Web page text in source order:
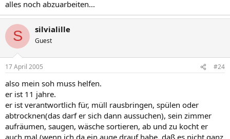
alles noch abzuarbeiten...
S silvialille
Guest
17 April 2005 #24
also mein soh muss helfen.
er ist 11 jahre.
er ist verantwortlich für, müll rausbringen, spülen oder
abtrocknen(das darf er sich dann aussuchen), sein zimmer
aufräumen, saugen, wäsche sortieren, ab und zu kocht er
auch mal (wenn ich da ein auge drauf habe, daß es nicht ganz